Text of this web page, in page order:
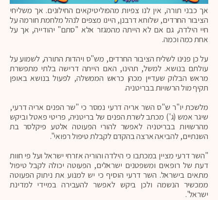
אך כבני תורה, אין לנו צפיות מהפוליטיקאים החילונים. אך משליחי
הציבור החרדים, שלוחא דרבנן, היינו מצפים לנהל מלחמת חורמה על
חיי הילדה, גם אם לא הייתה מהמגזר אלא "סתם" יהודייה, אך על
אחת כמה וכמה.
על כן פנינו לשליח הציבור החרדים, מש"ס ויהדות התורה, לשמוע על
עולתם בנושא. למשל, תהינו, האם הייתה דרישה בלתי מתפשרת
מראש הבלוק שעדיין מכהן כראש הממשלה, לפעול בנושא באופן
תקיף מול הרשויות בבריטניה.
מלשכת יו"ר ש"ס השר אריה דרעי נמסר כי "שר הפנים אריה דרעי,
שיגר אמש (ג') מכתב לשרת הפנים של בריטניה, פריטי פאטל וביקש
מהרשויות בבריטניה לאפשר להורי הפעוטה אלטע פיקלסר בת
השנתיים, להביאה ארצה בהקדם לקבלת טיפול רפואי".
"השר דרעי מציין במכתבו כי הילדה והוריה אזרחי ישראל ועל פי חוות
דעת של רופאים ומשפטנים ישראלים, הפעוטה יכולה לקבל טיפול
מתאים בישראל. השר דרעי הוסיף כי יש למנוע את ניתוק הפעוטה
ממכשיר הנשמה ולכן ביקש לאפשר להעבירה במיידי למדינת
ישראל".